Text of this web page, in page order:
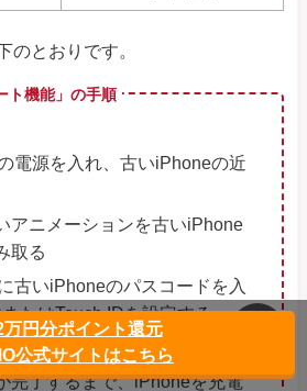
のとおりです。
ト機能」の手順
電源を入れ、古いiPhoneの近
アニメーションを古いiPhone
取る
古いiPhoneのパスコードを入
たはTouch IDを設定する
法を選択する
完了するまで、iPhoneを充電
万円分ポイント還元
公式サイトはこちら